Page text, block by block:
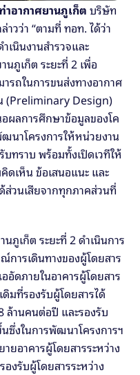
อากาศยานภูเก็ต บริษัท
วว่า “ตามที่ ทอท. ได้ว่า
เนินงานสำรวจและ
ภูเก็ต ระยะที่ 2 เพื่อ
ถในการขนส่งทางอากาศ
(Preliminary Design)
ผลการศึกษาข้อมูลของโค
นาโครงการให้หน่วยงาน
ทราบ พร้อมทั้งเปิดเวทีให้
ดเห็น ข้อเสนอแนะ และ
วนเสียจากทุกภาคส่วนที่
ภูเก็ต ระยะที่ 2 ดำเนินการ
การเดินทางของผู้โดยสาร
ดภายในอาคารผู้โดยสาร
มที่รองรับผู้โดยสารได้
ล้านคนต่อปี และรองรับ
ซึ่งในการพัฒนาโครงการฯ
อาคารผู้โดยสารระหว่าง
งรับผู้โดยสารระหว่าง